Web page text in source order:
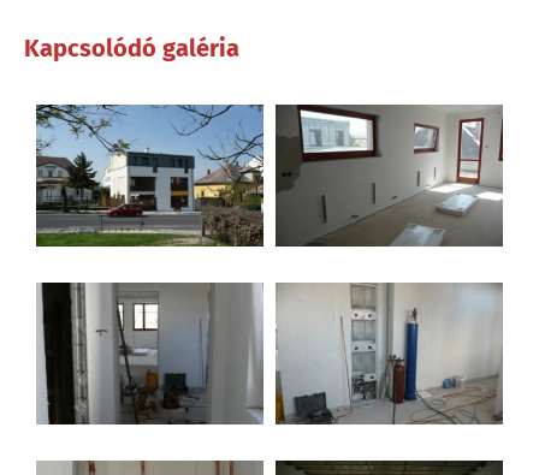
Kapcsolódó galéria